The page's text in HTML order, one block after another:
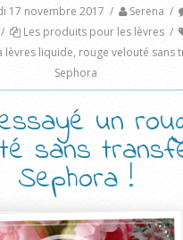
17 novembre 2017 / Serena /
/ Les produits pour les lèvres /
lèvres liquide, rouge velouté sans
Sephora
un
sans
Sephora !